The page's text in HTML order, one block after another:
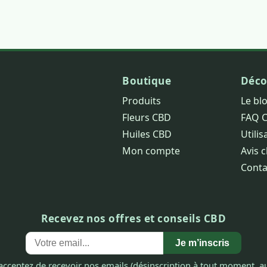
Boutique
Produits
Fleurs CBD
Huiles CBD
Mon compte
Le
FAQ
Avis
Recevez nos offres et conseils CBD
Je m’inscris